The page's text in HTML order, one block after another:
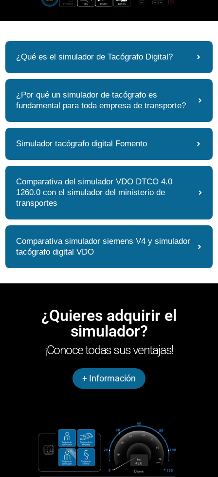
¿Qué es el simulador de Tacógrafo Digital?
¿Por qué un simulador de tacógrafo es
fundamental para toda empresa de transporte?
Simulador tacógrafo digital Fomento
Comparativa del simulador VDO DTCO 4.0
1260.0 con el simulador del ministerio de
transportes
Comparativa simulador siemens V4 y simulador
tacógrafo digital VDO
¿Quieres adquirir el
simulador?
¡Conoce todas sus ventajas!
+ Información